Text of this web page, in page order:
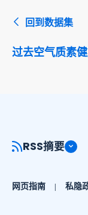
回到数据集
过去空气质素
RSS摘要
网页指南 私隐